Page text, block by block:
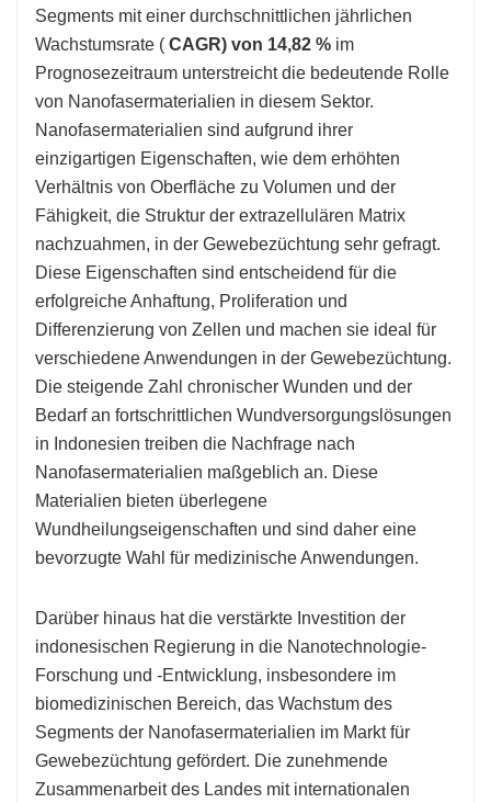
Segments mit einer durchschnittlichen jährlichen
Wachstumsrate ( CAGR) von 14,82 % im
Prognosezeitraum unterstreicht die bedeutende Rolle
von Nanofasermaterialien in diesem Sektor.
Nanofasermaterialien sind aufgrund ihrer
einzigartigen Eigenschaften, wie dem erhöhten
Verhältnis von Oberfläche zu Volumen und der
Fähigkeit, die Struktur der extrazellulären Matrix
nachzuahmen, in der Gewebezüchtung sehr gefragt.
Diese Eigenschaften sind entscheidend für die
erfolgreiche Anhaftung, Proliferation und
Differenzierung von Zellen und machen sie ideal für
verschiedene Anwendungen in der Gewebezüchtung.
Die steigende Zahl chronischer Wunden und der
Bedarf an fortschrittlichen Wundversorgungslösungen
in Indonesien treiben die Nachfrage nach
Nanofasermaterialien maßgeblich an. Diese
Materialien bieten überlegene
Wundheilungseigenschaften und sind daher eine
bevorzugte Wahl für medizinische Anwendungen.
Darüber hinaus hat die verstärkte Investition der
indonesischen Regierung in die Nanotechnologie-
Forschung und -Entwicklung, insbesondere im
biomedizinischen Bereich, das Wachstum des
Segments der Nanofasermaterialien im Markt für
Gewebezüchtung gefördert. Die zunehmende
Zusammenarbeit des Landes mit internationalen